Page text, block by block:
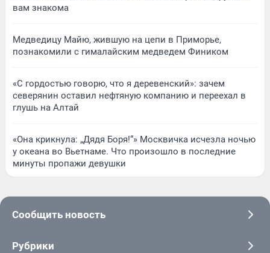
вам знакома
Медведицу Майю, жившую на цепи в Приморье,
познакомили с гималайским медведем Фиником
«С гордостью говорю, что я деревенский»: зачем
северянин оставил нефтяную компанию и переехал в
глушь на Алтай
«Она крикнула: „Дядя Боря!“» Москвичка исчезла ночью
у океана во Вьетнаме. Что произошло в последние
минуты пропажи девушки
Сообщить новость
Рубрики